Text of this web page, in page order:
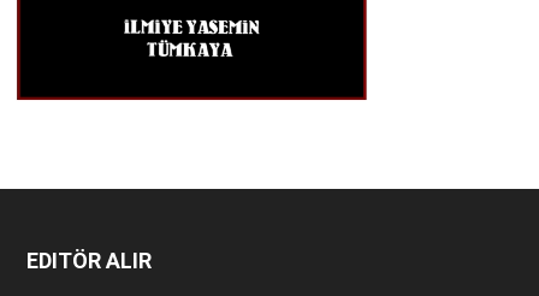
EDITÖR ALIR